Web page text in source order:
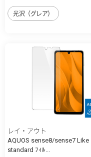
光沢（グレア）
レイ・アウト
AQUOS sense8/sense7 Like
standard ﾌｨﾙ...